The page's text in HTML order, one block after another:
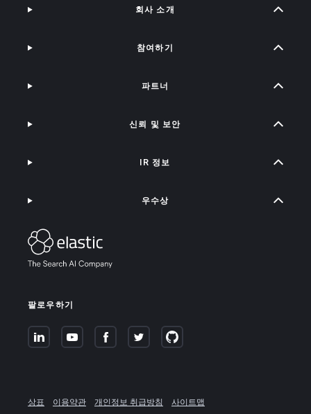
팔로우하기
회사 소개
참여하기
파트너
신뢰 및 보안
IR 정보
우수상
상표 이용약관 개인정보 취급방침 사이트맵